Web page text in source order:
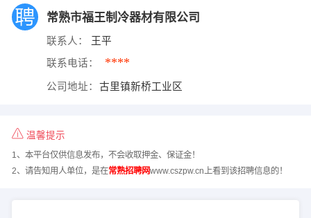
常熟市福王制冷器材有限公司
联系人： 王平
联系电话： ****
公司地址： 古里镇新桥工业区
温馨提示
1、本平台仅供信息发布，不会收取押金、保证金！
2、请告知用人单位，是在常熟招聘网www.cszpw.cn上看到该招聘信息的！